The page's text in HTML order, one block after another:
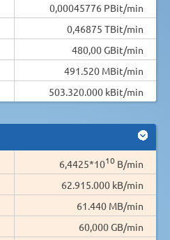
0,00045776 PBit/min
0,46875 TBit/min
480,00 GBit/min
491.520 MBit/min
503.320.000 kBit/min
6,4425*1010 B/min
62.915.000 kB/min
61.440 MB/min
60,000 GB/min